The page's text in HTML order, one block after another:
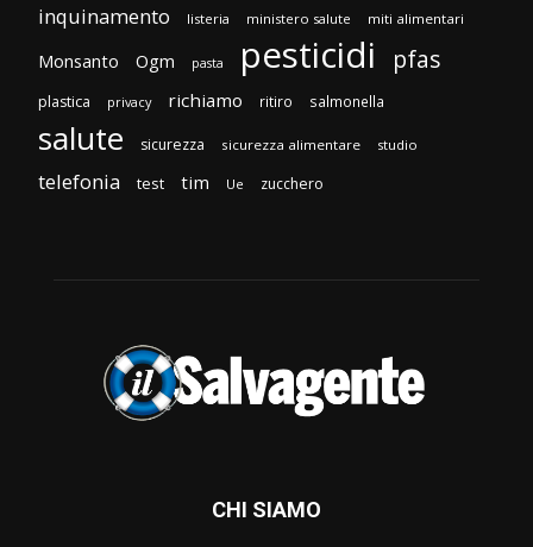
inquinamento listeria ministero salute miti alimentari
Monsanto Ogm pasta pesticidi pfas
plastica privacy richiamo ritiro salmonella
salute sicurezza sicurezza alimentare studio
telefonia test tim Ue zucchero
CHI SIAMO